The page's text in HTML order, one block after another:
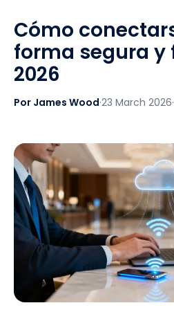
Cómo
forma segura y
2026
Por James Wood·23 March 2026·